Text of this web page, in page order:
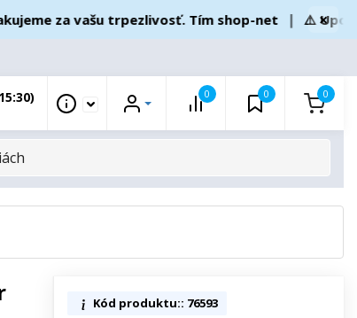
za vašu trpezlivosť. Tím shop-net❘⚠️ ×
0 0 0
Kód produktu:: 76593